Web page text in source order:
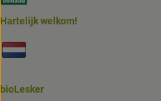
Hartelijk welkom!
bioLesker